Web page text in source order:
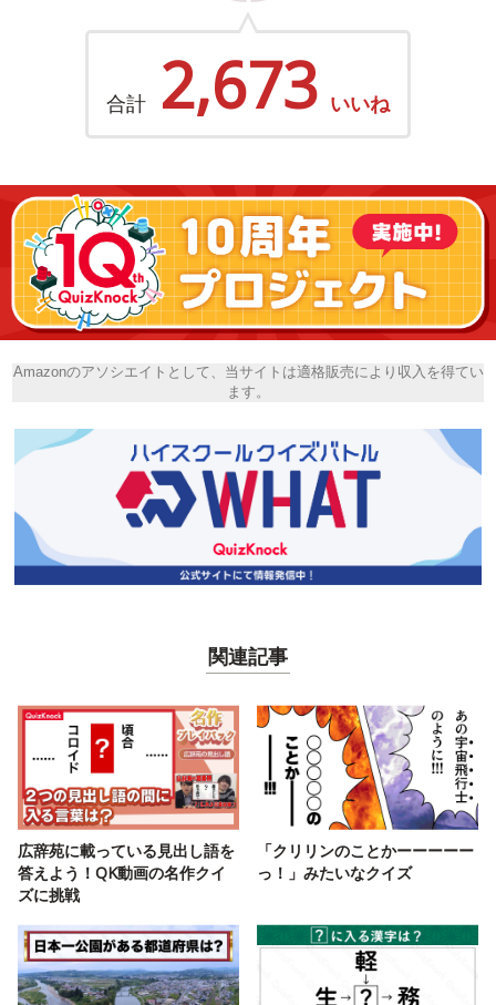
合計 2,673 いいね
Amazonのアソシエイトとして、当サイトは適格販売により収入を得てい
ます。
関連記事
広辞苑に載っている見出し語を
答えよう！QK動画の名作クイ
ズに挑戦
「クリリンのことかーーーーー
っ！」みたいなクイズ